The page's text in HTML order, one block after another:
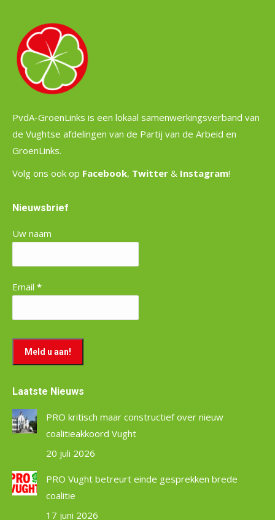
PvdA-GroenLinks is een lokaal samenwerkingsverband van
de Vughtse afdelingen van de Partij van de Arbeid en
GroenLinks.
Volg ons ook op Facebook, Twitter & Instagram!
Nieuwsbrief
Uw naam
Email *
Laatste Nieuws
PRO kritisch maar constructief over nieuw
coalitieakkoord Vught
20 juli 2026
PRO Vught betreurt einde gesprekken brede
coalitie
17 juni 2026